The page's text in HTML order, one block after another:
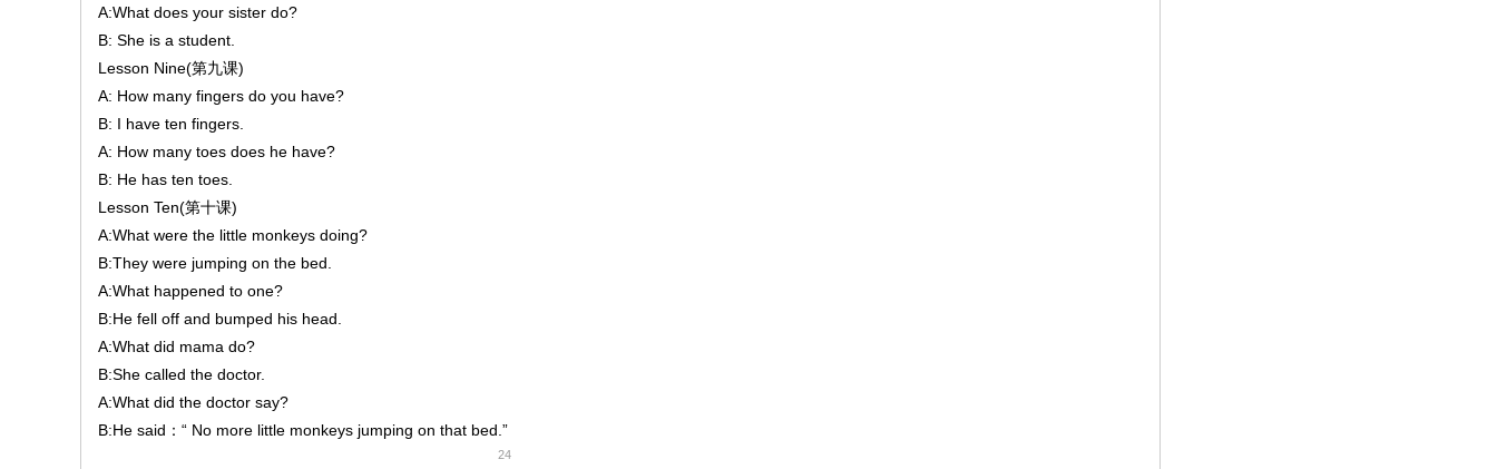
A:What does your sister do?
B: She is a student.
Lesson Nine(第九课)
A: How many fingers do you have?
B: I have ten fingers.
A: How many toes does he have?
B: He has ten toes.
Lesson Ten(第十课)
A:What were the little monkeys doing?
B:They were jumping on the bed.
A:What happened to one?
B:He fell off and bumped his head.
A:What did mama do?
B:She called the doctor.
A:What did the doctor say?
B:He said：“ No more little monkeys jumping on that bed.”
24